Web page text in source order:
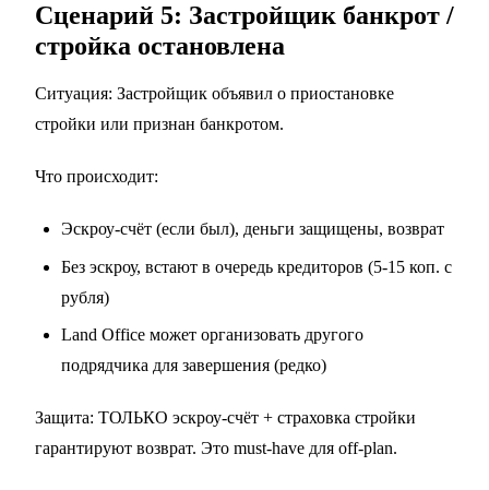
Сценарий 5: Застройщик банкрот /
стройка остановлена
Ситуация: Застройщик объявил о приостановке
стройки или признан банкротом.
Что происходит:
Эскроу-счёт (если был), деньги защищены, возврат
Без эскроу, встают в очередь кредиторов (5-15 коп. с
рубля)
Land Office может организовать другого
подрядчика для завершения (редко)
Защита: ТОЛЬКО эскроу-счёт + страховка стройки
гарантируют возврат. Это must-have для off-plan.